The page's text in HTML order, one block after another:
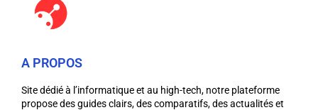
A PROPOS
Site dédié à l’informatique et au high-tech, notre plateforme
propose des guides clairs, des comparatifs, des actualités et